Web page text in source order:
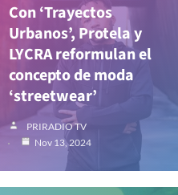
Con ‘Trayectos
Urbanos’, Protela y
LYCRA reformulan el
concepto de moda
‘streetwear’
PRIRADIO TV
Nov 13, 2024